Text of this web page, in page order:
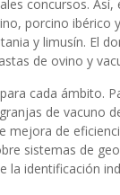
concursos.
porcino ibérico
y limusín. El
de ovino y
cada ámbito.
de vacuno
mejora de
sistemas de
la identificación